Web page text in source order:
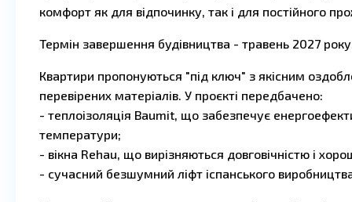
комфорт як для відпочинку, так і для постійного
Термін завершення будівництва - травень 2027
Квартири пропонуються "під ключ" з якісним
перевірених матеріалів. У проєкті передбачено:
- теплоізоляція Baumit, що забезпечує
температури;
- вікна Rehau, що вирізняються довговічністю і
- сучасний безшумний ліфт іспанського